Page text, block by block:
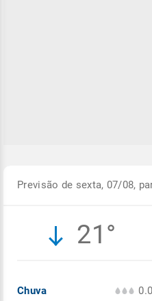
Previsão de sexta, 07/08,
21°
Chuva